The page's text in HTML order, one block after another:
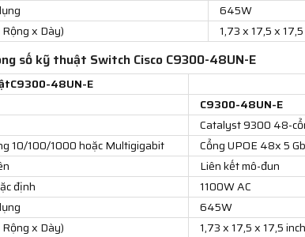
645W
x Dày)
1,73 x 17,5 x
số kỹ thuật Switch Cisco C9300-48UN-E
48UN-E
C9300-48UN-E
Catalyst 9300 48-
10/100/1000 hoặc Multigigabit
Cổng UPOE 48x 5
Liên kết mô-đun
định
1100W AC
645W
x Dày)
1,73 x 17,5 x 17,5 inch